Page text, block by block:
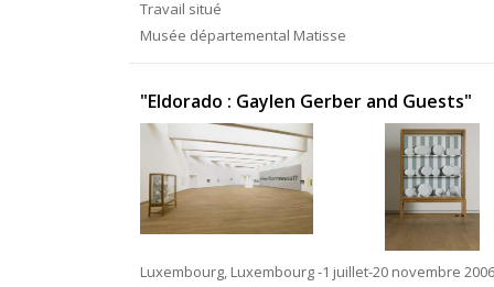
Travail situé
Musée départemental Matisse
"Eldorado : Gaylen Gerber and Guests"
Luxembourg, Luxembourg -1 juillet-20 novembre 2006